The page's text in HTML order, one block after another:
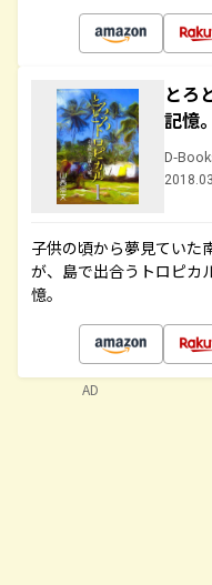
とろ
記憶
D-
子供の頃から夢見ていた
が、島で出合うトロピカ
憶。
AD